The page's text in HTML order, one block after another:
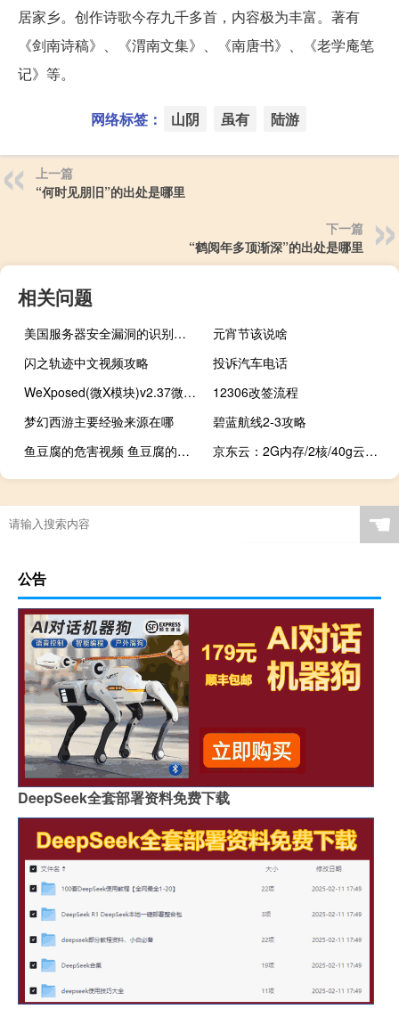
居家乡。创作诗歌今存九千多首，内容极为丰富。著有
《剑南诗稿》、《渭南文集》、《南唐书》、《老学庵笔
记》等。
网络标签： 山阴 虽有 陆游
上一篇
“何时见朋旧”的出处是哪里
下一篇
“鹤阅年多顶渐深”的出处是哪里
相关问题
美国服务器安全漏洞的识别与防范指南
元宵节该说啥
闪之轨迹中文视频攻略
投诉汽车电话
WeXposed(微X模块)v2.37微信增强插件
12306改签流程
梦幻西游主要经验来源在哪
碧蓝航线2-3攻略
鱼豆腐的危害视频 鱼豆腐的危害有哪些
京东云：2G内存/2核/40g云盘/4M带宽，88元/年、468元/3年，北京/江苏
☚
公告
DeepSeek全套部署资料免费下载